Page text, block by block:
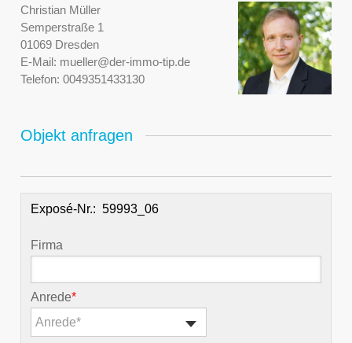
Christian Müller
Semperstraße 1
01069 Dresden
E-Mail: mueller@der-immo-tip.de
Telefon: 0049351433130
Objekt anfragen
Exposé-Nr.:
Firma
Anrede*
Anrede*